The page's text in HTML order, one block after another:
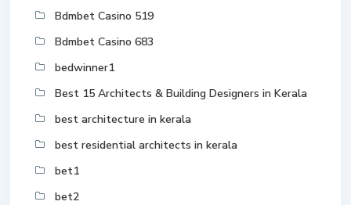
Bdmbet Casino 519
Bdmbet Casino 683
bedwinner1
Best 15 Architects & Building Designers in Kerala
best architecture in kerala
best residential architects in kerala
bet1
bet2